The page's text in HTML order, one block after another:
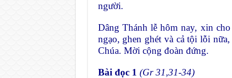
người.
Dâng Thánh lễ hôm nay, xin
ngạo, ghen ghét và cả tội lỗi
Chúa. Mời cộng đoàn đứng.
Bài đọc 1 (Gr 31,31-34)